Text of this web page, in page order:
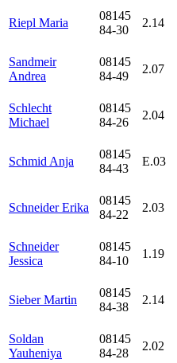
Riepl Maria
08145
84-30
2.14
Sandmeir
Andrea
08145
84-49
2.07
Schlecht
Michael
08145
84-26
2.04
Schmid Anja
08145
84-43
E.03
Schneider Erika
08145
84-22
2.03
Schneider
Jessica
08145
84-10
1.19
Sieber Martin
08145
84-38
2.14
Soldan
Yauheniya
08145
84-28
2.02